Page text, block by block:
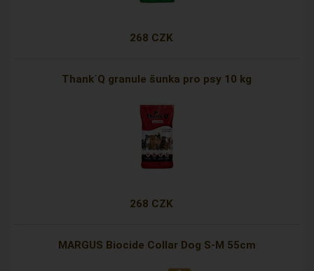
268 CZK
Thank´Q granule šunka pro psy 10 kg
268 CZK
MARGUS Biocide Collar Dog S-M 55cm